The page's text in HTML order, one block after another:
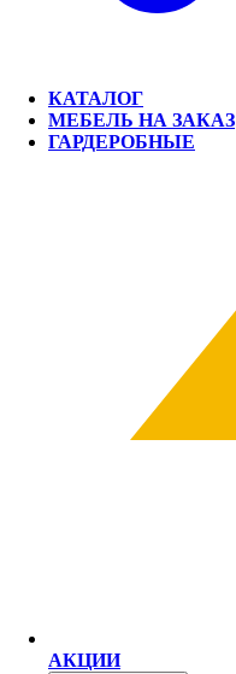
КАТАЛОГ
МЕБЕЛЬ НА ЗАКАЗ
ГАРДЕРОБНЫЕ
АКЦИИ